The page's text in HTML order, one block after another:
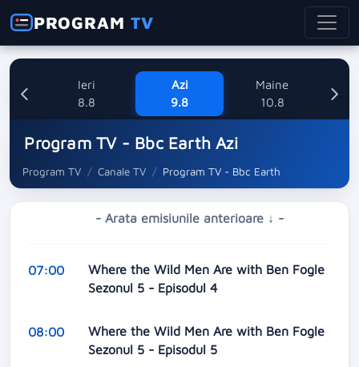
PROGRAMTV
Ieri
8.8
Azi
9.8
Maine
10.8
Program TV - Bbc Earth Azi
Program TV Canale TV Program TV - Bbc Earth
- Arata emisiunile anterioare ↓ -
07:00
Where the Wild Men Are with Ben Fogle
Sezonul 5 - Episodul 4
08:00
Where the Wild Men Are with Ben Fogle
Sezonul 5 - Episodul 5